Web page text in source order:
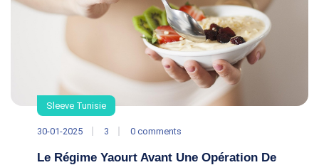
Sleeve Tunisie
30-01-2025 3 0 comments
Le Régime Yaourt Avant Une Opération De